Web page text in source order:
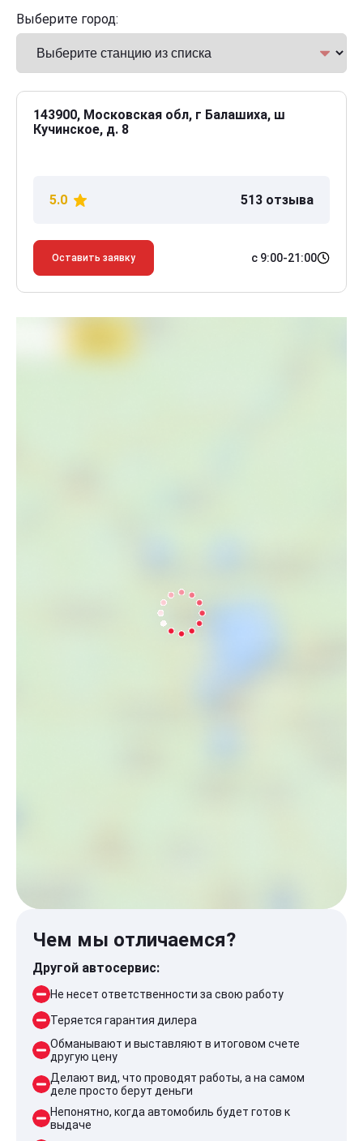
Выберите город:
143900, Московская обл, г Балашиха, ш
Кучинское, д. 8
5.0 513 отзыва
Оставить заявку с 9:00-21:00
Чем мы отличаемся?
Другой автосервис:
Не несет ответственности за свою работу
Теряется гарантия дилера
Обманывают и выставляют в итоговом счете
другую цену
Делают вид, что проводят работы, а на самом
деле просто берут деньги
Непонятно, когда автомобиль будет готов к
выдаче